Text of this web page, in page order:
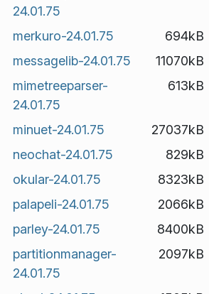
24.01.75
merkuro-24.01.75 694kB
messagelib-24.01.75
11070kB
mimetreeparser-
24.01.75
613kB
minuet-24.01.75 27037kB
neochat-24.01.75
829kB
okular-24.01.75
8323kB
palapeli-24.01.75
2066kB
parley-24.01.75
8400kB
partitionmanager-
24.01.75
2097kB